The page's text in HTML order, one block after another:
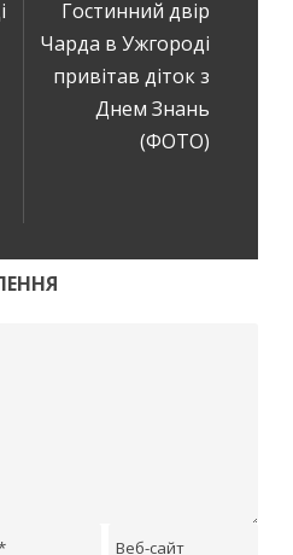
Гостинний двір
Чарда в Ужгороді
привітав діток з
Днем Знань
(ФОТО)